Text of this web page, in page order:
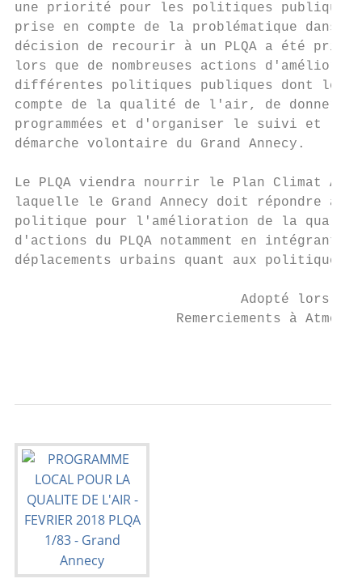
une priorité pour les politiques publiques
prise en compte de la problématique dans
décision de recourir à un PLQA a été
lors que de nombreuses actions
différentes politiques publiques dont le
compte de la qualité de l'air, de donner
programmées et d'organiser le suivi et
démarche volontaire du Grand Annecy.
Le PLQA viendra nourrir le Plan Climat
laquelle le Grand Annecy doit répondre à
politique pour l'amélioration de la qualité
d'actions du PLQA notamment en
déplacements urbains quant aux
Adopté lors
Remerciements à Atmo